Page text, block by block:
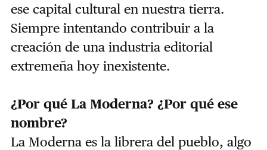
ese capital cultural en nuestra tierra.
Siempre intentando contribuir a la
creación de una industria editorial
extremeña hoy inexistente.
¿Por qué La Moderna? ¿Por qué ese
nombre?
La Moderna es la librera del pueblo, algo